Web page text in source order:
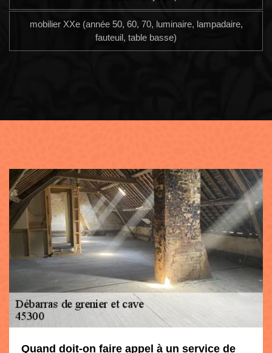
mobilier XXe (année 50, 60, 70, luminaire, lampadaire,
fauteuil, table basse)
Quand doit-on faire appel à un service de